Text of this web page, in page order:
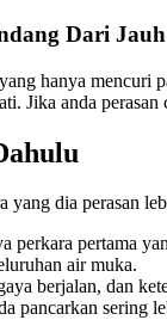
Dari Jauh
hanya mencuri
Jika anda
yang dia perasan
perkara pertama
air muka.
berjalan, dan
pancarkan sering